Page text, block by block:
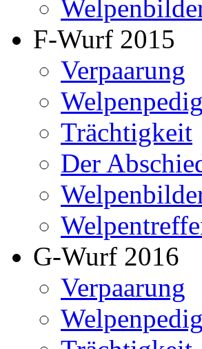
F-Wurf 2015
Verpaarung
Trächtigkeit
Der
G-Wurf 2016
Verpaarung